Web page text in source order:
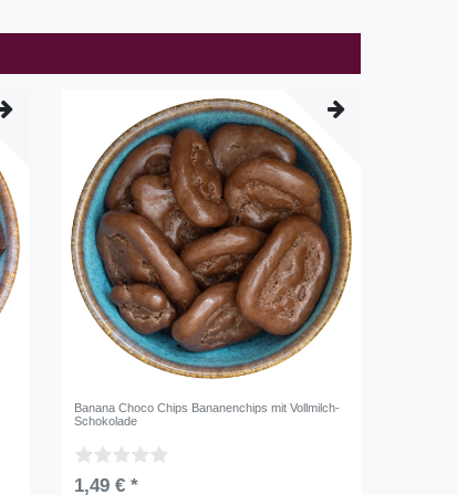
Banana Choco Chips Bananenchips mit Vollmilch-
Schokolade
1,49 € *